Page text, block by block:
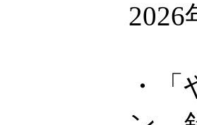
2026
・